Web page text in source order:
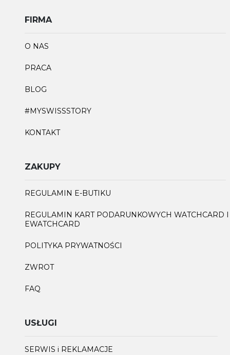
FIRMA
O NAS
PRACA
BLOG
#MYSWISSSTORY
KONTAKT
ZAKUPY
REGULAMIN E-BUTIKU
REGULAMIN KART PODARUNKOWYCH WATCHCARD I
EWATCHCARD
POLITYKA PRYWATNOŚCI
ZWROT
FAQ
USŁUGI
SERWIS i REKLAMACJE